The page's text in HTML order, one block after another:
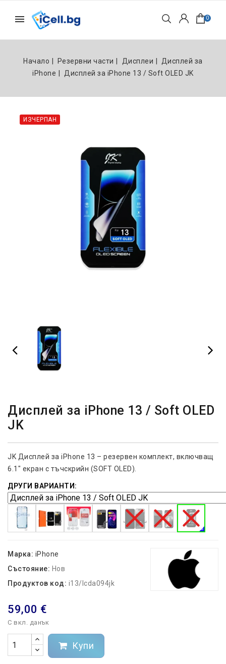
0
Начало Резервни части Дисплеи
Дисплей за
iPhone
Дисплей за iPhone 13 / Soft OLED JK
ИЗЧЕРПАН
Дисплей за iPhone 13 / Soft OLED
JK
JK Дисплей за iPhone 13 – резервен комплект, включващ
6.1" екран с тъчскрийн (SOFT OLED).
ДРУГИ ВАРИАНТИ:
Марка: iPhone
Състояние: Нов
Продуктов код: i13/lcda094jk
59,00 €
С вкл. данък
Купи